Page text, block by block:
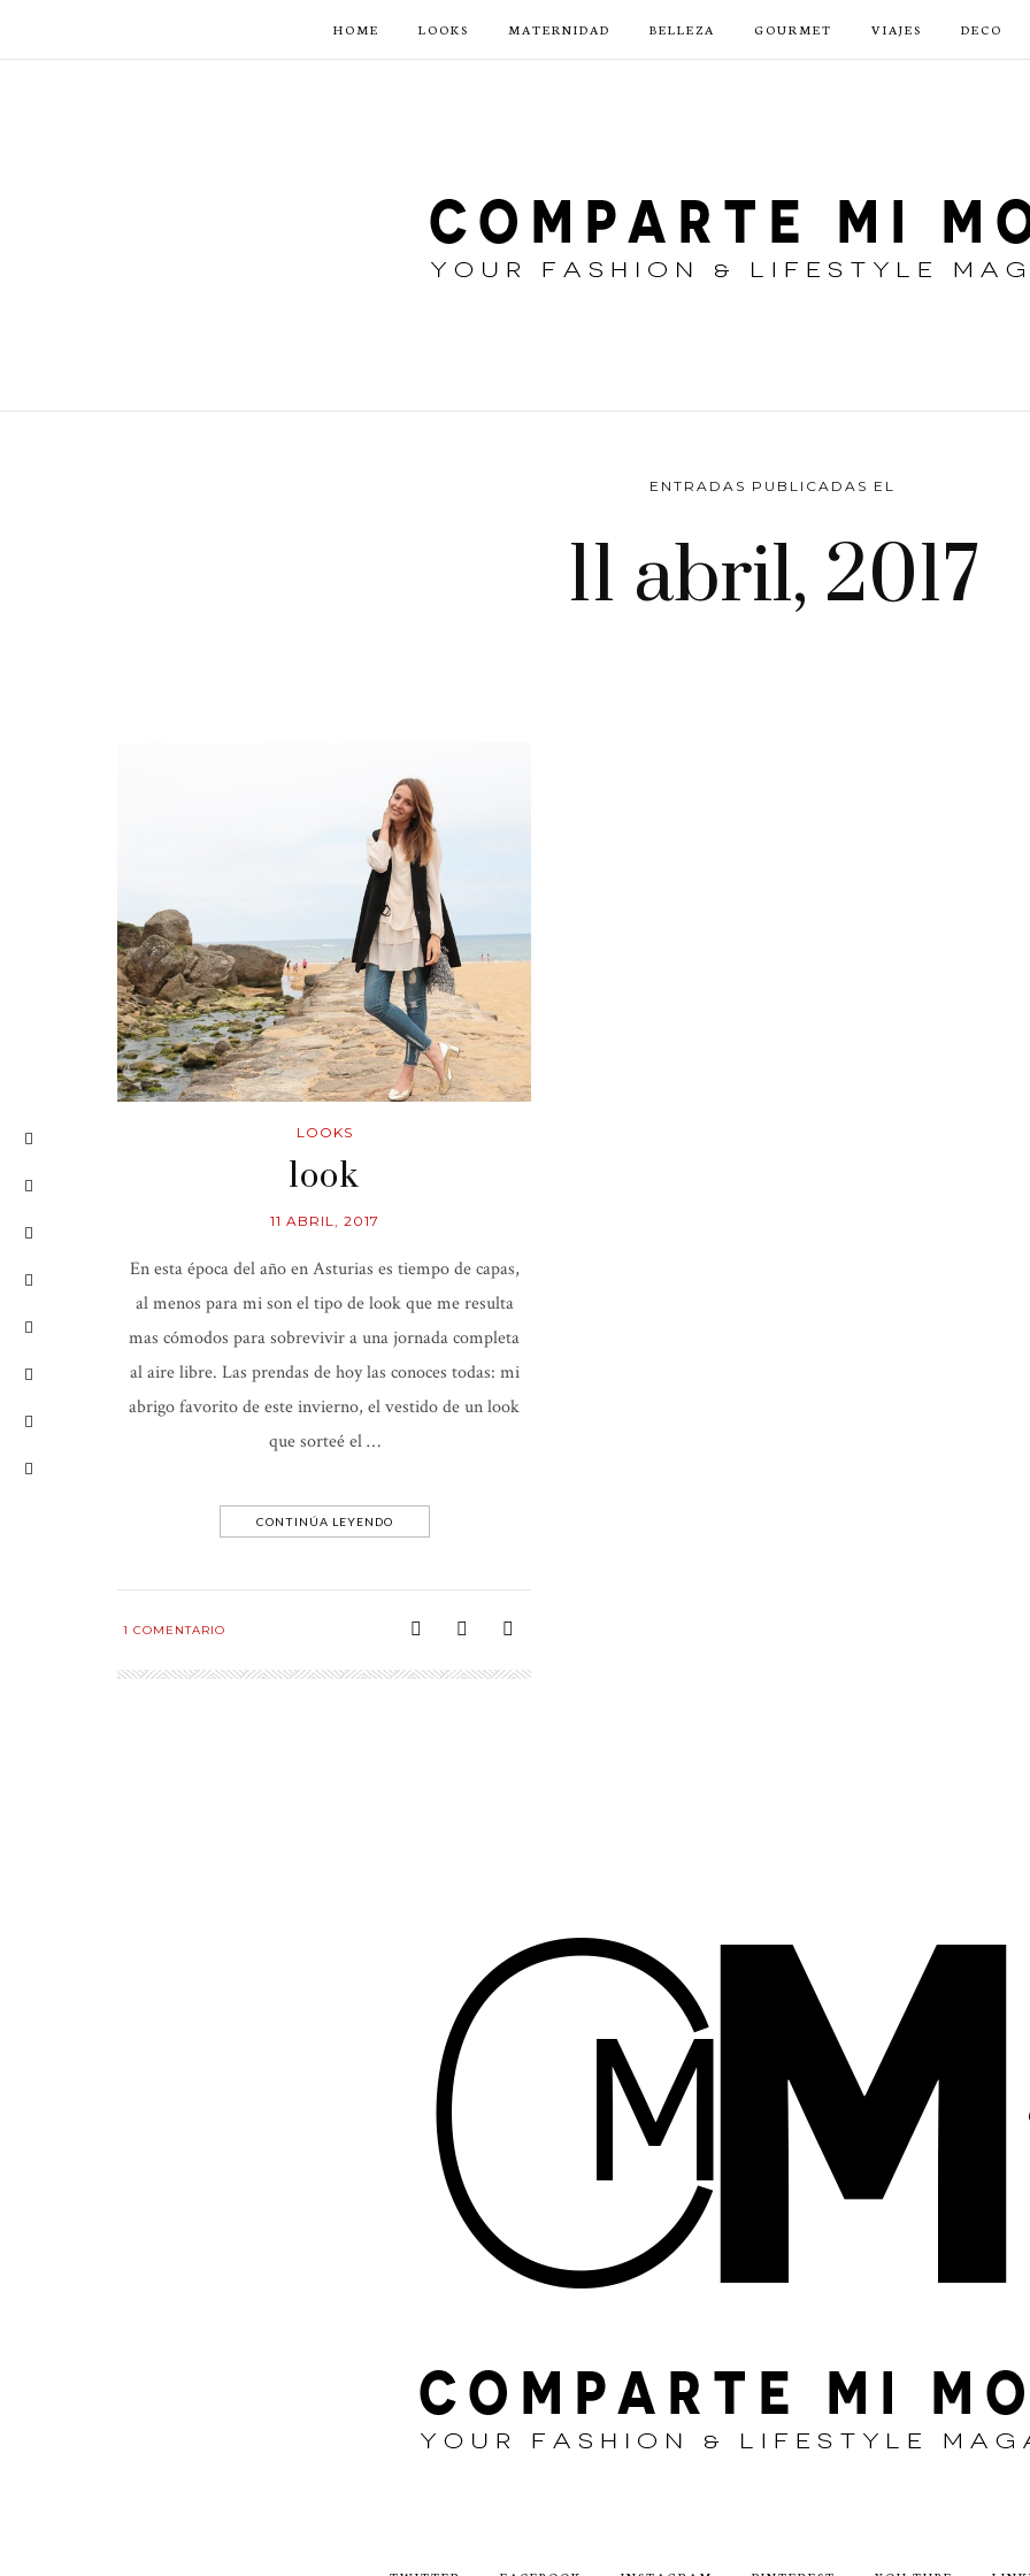
HOME LOOKS MATERNIDAD BELLEZA GOURMET VIAJES DECO
ENTRADAS PUBLICADAS EL
11 abril, 2017
LOOKS
look
11 ABRIL, 2017
En esta época del año en Asturias es tiempo de capas,
al menos para mi son el tipo de look que me resulta
mas cómodos para sobrevivir a una jornada completa
al aire libre. Las prendas de hoy las conoces todas: mi
abrigo favorito de este invierno, el vestido de un look
que sorteé el …
CONTINÚA LEYENDO
1 COMENTARIO